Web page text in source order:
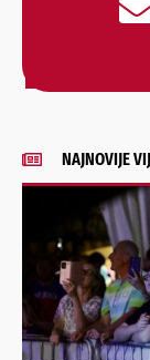
NAJNOVIJE